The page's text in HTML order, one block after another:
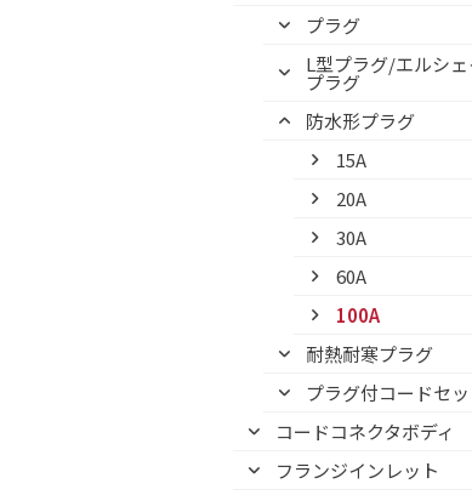
プラグ
L型プラグ/エルシ
プラグ
防水形プラグ
15A
20A
30A
60A
100A
耐熱耐寒プラグ
プラグ付コードセッ
コードコネクタボディ
フランジインレット